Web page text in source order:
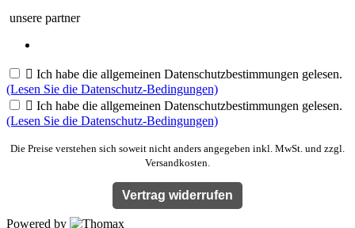
unsere partner
 Ich habe die allgemeinen Datenschutzbestimmungen gelesen.
(Lesen Sie die Datenschutz-Bedingungen)
 Ich habe die allgemeinen Datenschutzbestimmungen gelesen.
(Lesen Sie die Datenschutz-Bedingungen)
Die Preise verstehen sich soweit nicht anders angegeben inkl. MwSt. und zzgl.
Versandkosten.
Vertrag widerrufen
Powered by